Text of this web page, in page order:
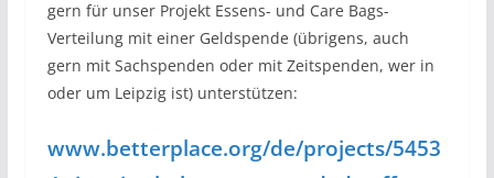
gern für unser Projekt Essens- und Care Bags-
Verteilung mit einer Geldspende (übrigens, auch
gern mit Sachspenden oder mit Zeitspenden, wer in
oder um Leipzig ist) unterstützen:
www.betterplace.org/de/projects/5453